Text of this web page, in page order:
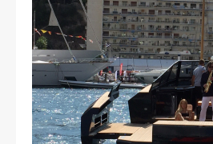
BEKENDE
PROFIEL
CONTACT